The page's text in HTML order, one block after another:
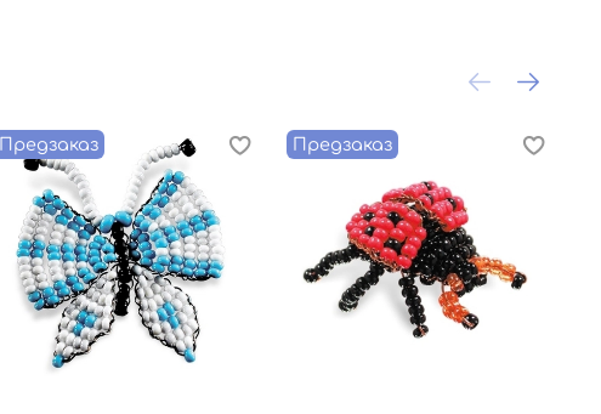
Предзаказ Предзаказ